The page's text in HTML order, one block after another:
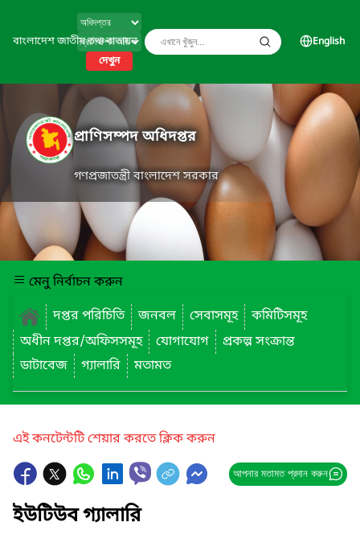
বাংলাদেশ জাতীয় তথ্য বাতায়ন
দেখুন
English
প্রাণিসম্পদ অধিদপ্তর
গণপ্রজাতন্ত্রী বাংলাদেশ সরকার
মেনু নির্বাচন করুন
দপ্তর পরিচিতি
জনবল সেবাসমূহ
কমিটিসমূহ
অধীন দপ্তর/অফিসসমূহ
যোগাযোগ
প্রকল্প সংক্রান্ত
ডাটাবেজ
গ্যালারি মতামত
এই কনটেন্টটি শেয়ার করতে ক্লিক করুন
আপনার মতামত প্রদান করুন
ইউটিউব গ্যালারি